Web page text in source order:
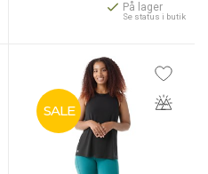
På lager
Se status i butik
SALE